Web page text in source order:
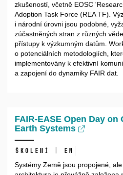
zkušeností, včetně EOSC
Adoption Task Force (REA TF).
i národní úrovni jsou podobné,
zúčastněných stran z různých
přístupy k výzkumným datům.
o potenciálních metodologiích,
implementovány k efektivní
a zapojení do dynamiky FAIR dat.
FAIR-EASE Open Day on
Earth Systems
Školení | EN
Systémy Země jsou propojené,